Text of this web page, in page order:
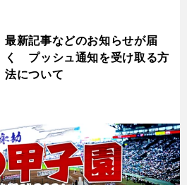
最新記事などのお知らせが届
く プッシュ通知を受け取る方
法について